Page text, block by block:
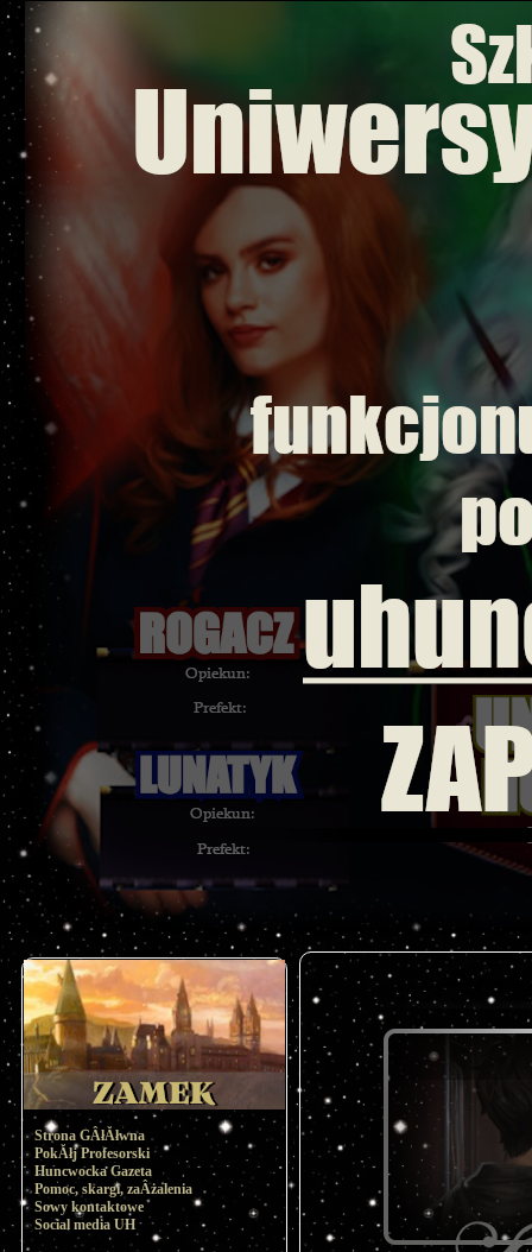
Strona GÂłĂłwna
PokĂłj Profesorski
Huncwocka Gazeta
Pomoc, skargi, zaÂżalenia
Sowy kontaktowe
Social media UH